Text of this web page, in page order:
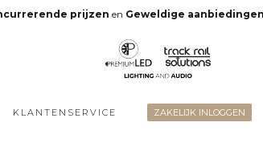
prijzen en Geweldige aanbiedingen
KLANTENSERVICE ZAKELIJK INLOGGEN